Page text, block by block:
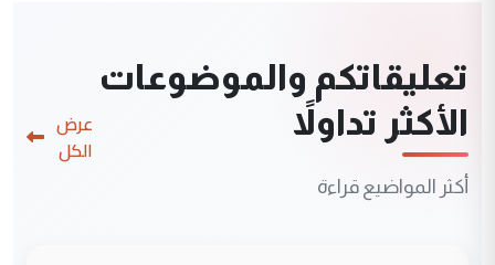
تعليقاتكم والموضوعات
الأكثر تداولاً
أكثر المواضيع قراءة
عرض
الكل